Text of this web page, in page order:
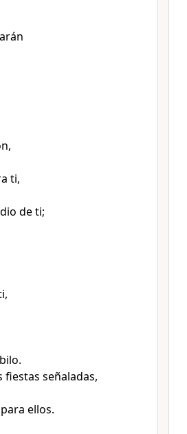
ti,
de ti;
,
fiestas señaladas,
ellos.